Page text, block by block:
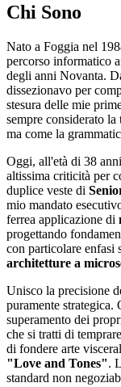
Chi Sono
Nato a Foggia nel
percorso informatico
degli anni Novanta.
dissezionavo per
stesura delle mie
sempre considerato
ma come la
Oggi, all'età di 38
altissima criticità per
duplice veste di
mio mandato
ferrea applicazione di
progettando
con particolare enfasi
architetture a
Unisco la precisione
puramente strategica.
superamento dei
che si tratti di
di fondere arte
"Love and Tones".
standard non